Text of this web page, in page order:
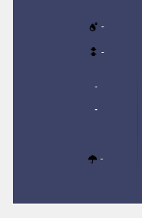
-
-
-
-
-